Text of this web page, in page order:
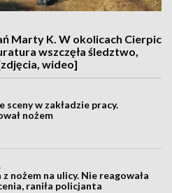
Marty K. W okolicach Cierpic
wszczęła śledztwo,
wideo]
sceny w zakładzie pracy.
nożem
nożem na ulicy. Nie reagowała
raniła policjanta